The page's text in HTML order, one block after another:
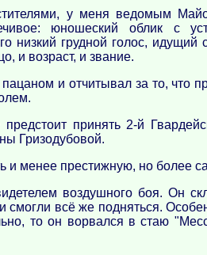
у меня ведомым
юношеский облик с
грудной голос, идущий
и возраст, и звание.
и отчитывал за то, что
принять 2-й
Гризодубовой.
и менее престижную, но более
воздушного боя. Он
всё же подняться.
то он ворвался в стаю